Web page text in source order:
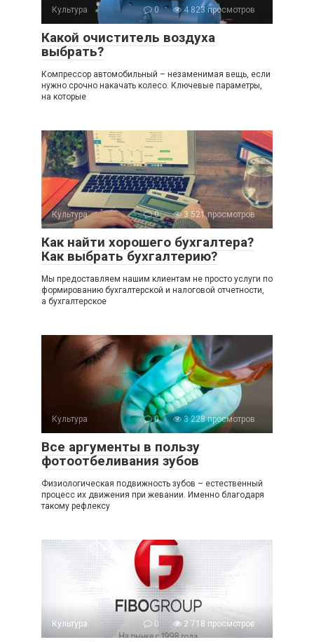
Культура 0 4 823 просмотров
Какой очиститель воздуха
выбрать?
Компрессор автомобильный – незаменимая вещь, если
нужно срочно накачать колесо. Ключевые параметры,
на которые
Культура 0 3 521 просмотров
Как найти хорошего бухгалтера?
Как выбрать бухгалтерию?
Мы предоставляем нашим клиентам не просто услуги по
формированию бухгалтерской и налоговой отчетности,
а бухгалтерское
Культура 0 3 228 просмотров
Все аргументы в пользу
фотоотбеливания зубов
Физиологическая подвижность зубов – естественный
процесс их движения при жевании. Именно благодаря
такому рефлексу
Культура 0 2 718 просмотров